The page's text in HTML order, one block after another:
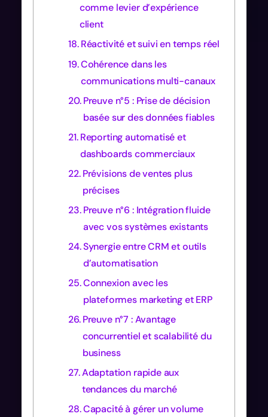
comme levier d’expérience
client
Réactivité et suivi en temps réel
Cohérence dans les
communications multi-canaux
Preuve n°5 : Prise de décision
basée sur des données fiables
Reporting automatisé et
dashboards commerciaux
Prévisions de ventes plus
précises
Preuve n°6 : Intégration fluide
avec vos systèmes existants
Synergie entre CRM et outils
d’automatisation
Connexion avec les
plateformes marketing et ERP
Preuve n°7 : Avantage
concurrentiel et scalabilité du
business
Adaptation rapide aux
tendances du marché
Capacité à gérer un volume